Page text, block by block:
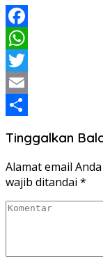
Facebook
WhatsApp
Twitter
Email
Tinggalkan
Alamat email
wajib ditandai *